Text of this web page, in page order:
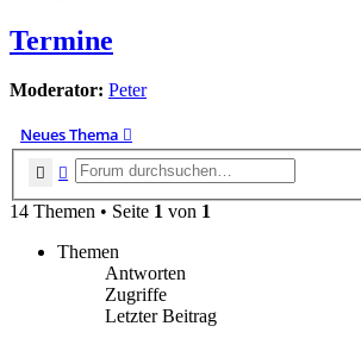
Termine
Moderator: Peter
Neues Thema
SucheErweiterte Suche
14 Themen • Seite 1 von 1
Themen
Antworten
Zugriffe
Letzter Beitrag